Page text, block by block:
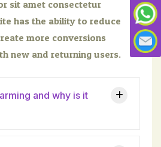
sit amet consectetur
has the ability to reduce
more conversions
new and returning users.
and why is it